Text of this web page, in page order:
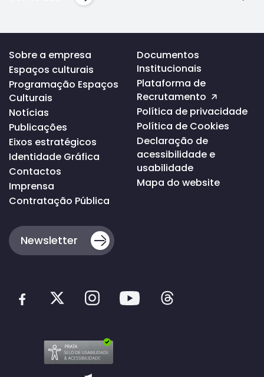
Voltar
ao
topo
da
página
Sobre a empresa
Espaços culturais
Programação Espaços
Culturais
Notícias
Publicações
Eixos estratégicos
Identidade Gráfica
Contactos
Imprensa
Contratação Pública
Documentos
Institucionais
Plataforma de
Recrutamento
Política de privacidade
Política de Cookies
Declaração de
acessibilidade e
usabilidade
Mapa do website
Newsletter